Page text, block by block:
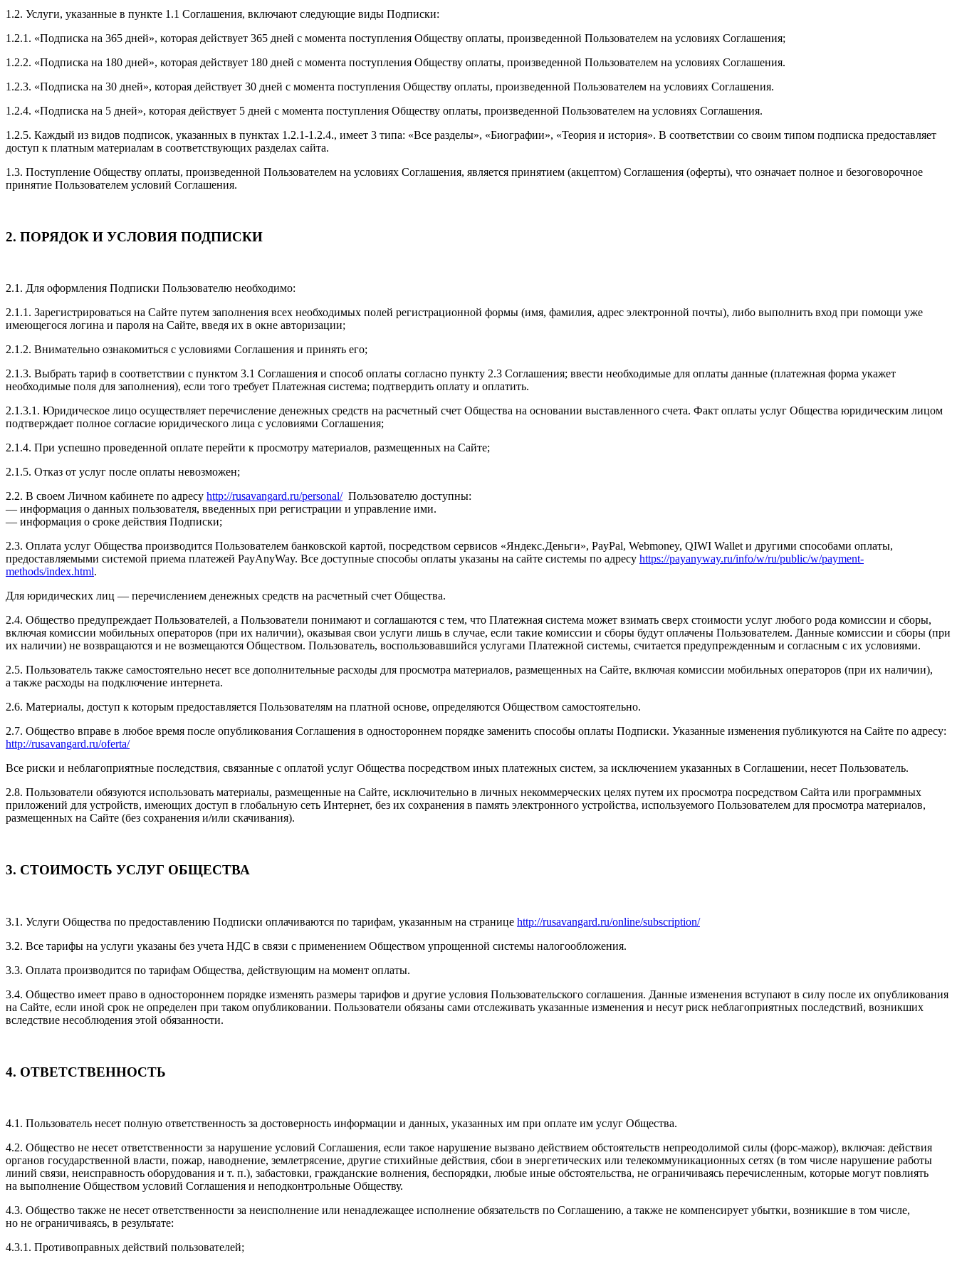
1.2. Услуги, указанные в пункте 1.1 Соглашения, включают следующие виды Подписки:
1.2.1. «Подписка на 365 дней», которая действует 365 дней с момента поступления Обществу оплаты, произведенной Пользователем на условиях Соглашения;
1.2.2. «Подписка на 180 дней», которая действует 180 дней с момента поступления Обществу оплаты, произведенной Пользователем на условиях Соглашения.
1.2.3. «Подписка на 30 дней», которая действует 30 дней с момента поступления Обществу оплаты, произведенной Пользователем на условиях Соглашения.
1.2.4. «Подписка на 5 дней», которая действует 5 дней с момента поступления Обществу оплаты, произведенной Пользователем на условиях Соглашения.
1.2.5. Каждый из видов подписок, указанных в пунктах 1.2.1-1.2.4., имеет 3 типа: «Все разделы», «Биографии», «Теория и история». В соответствии со своим типом подписка предоставляет
доступ к платным материалам в соответствующих разделах сайта.
1.3. Поступление Обществу оплаты, произведенной Пользователем на условиях Соглашения, является принятием (акцептом) Соглашения (оферты), что означает полное и безоговорочное
принятие Пользователем условий Соглашения.
2. ПОРЯДОК И УСЛОВИЯ ПОДПИСКИ
2.1. Для оформления Подписки Пользователю необходимо:
2.1.1. Зарегистрироваться на Сайте путем заполнения всех необходимых полей регистрационной формы (имя, фамилия, адрес электронной почты), либо выполнить вход при помощи уже
имеющегося логина и пароля на Сайте, введя их в окне авторизации;
2.1.2. Внимательно ознакомиться с условиями Соглашения и принять его;
2.1.3. Выбрать тариф в соответствии с пунктом 3.1 Соглашения и способ оплаты согласно пункту 2.3 Соглашения; ввести необходимые для оплаты данные (платежная форма укажет
необходимые поля для заполнения), если того требует Платежная система; подтвердить оплату и оплатить.
2.1.3.1. Юридическое лицо осуществляет перечисление денежных средств на расчетный счет Общества на основании выставленного счета. Факт оплаты услуг Общества юридическим лицом
подтверждает полное согласие юридического лица с условиями Соглашения;
2.1.4. При успешно проведенной оплате перейти к просмотру материалов, размещенных на Сайте;
2.1.5. Отказ от услуг после оплаты невозможен;
2.2. В своем Личном кабинете по адресу http://rusavangard.ru/personal/Пользователю доступны:
— информация о данных пользователя, введенных при регистрации и управление ими.
— информация о сроке действия Подписки;
2.3. Оплата услуг Общества производится Пользователем банковской картой, посредством сервисов «Яндекс.Деньги», PayPal, Webmoney, QIWI Wallet и другими способами оплаты,
предоставляемыми системой приема платежей PayAnyWay. Все доступные способы оплаты указаны на сайте системы по адресу https://payanyway.ru/info/w/ru/public/w/payment-
methods/index.html.
Для юридических лиц — перечислением денежных средств на расчетный счет Общества.
2.4. Общество предупреждает Пользователей, а Пользователи понимают и соглашаются с тем, что Платежная система может взимать сверх стоимости услуг любого рода комиссии и сборы,
включая комиссии мобильных операторов (при их наличии), оказывая свои услуги лишь в случае, если такие комиссии и сборы будут оплачены Пользователем. Данные комиссии и сборы (при
их наличии) не возвращаются и не возмещаются Обществом. Пользователь, воспользовавшийся услугами Платежной системы, считается предупрежденным и согласным с их условиями.
2.5. Пользователь также самостоятельно несет все дополнительные расходы для просмотра материалов, размещенных на Сайте, включая комиссии мобильных операторов (при их наличии),
а также расходы на подключение интернета.
2.6. Материалы, доступ к которым предоставляется Пользователям на платной основе, определяются Обществом самостоятельно.
2.7. Общество вправе в любое время после опубликования Соглашения в одностороннем порядке заменить способы оплаты Подписки. Указанные изменения публикуются на Сайте по адресу:
http://rusavangard.ru/oferta/
Все риски и неблагоприятные последствия, связанные с оплатой услуг Общества посредством иных платежных систем, за исключением указанных в Соглашении, несет Пользователь.
2.8. Пользователи обязуются использовать материалы, размещенные на Сайте, исключительно в личных некоммерческих целях путем их просмотра посредством Сайта или программных
приложений для устройств, имеющих доступ в глобальную сеть Интернет, без их сохранения в память электронного устройства, используемого Пользователем для просмотра материалов,
размещенных на Сайте (без сохранения и/или скачивания).
3. СТОИМОСТЬ УСЛУГ ОБЩЕСТВА
3.1. Услуги Общества по предоставлению Подписки оплачиваются по тарифам, указанным на странице http://rusavangard.ru/online/subscription/
3.2. Все тарифы на услуги указаны без учета НДС в связи с применением Обществом упрощенной системы налогообложения.
3.3. Оплата производится по тарифам Общества, действующим на момент оплаты.
3.4. Общество имеет право в одностороннем порядке изменять размеры тарифов и другие условия Пользовательского соглашения. Данные изменения вступают в силу после их опубликования
на Сайте, если иной срок не определен при таком опубликовании. Пользователи обязаны сами отслеживать указанные изменения и несут риск неблагоприятных последствий, возникших
вследствие несоблюдения этой обязанности.
4. ОТВЕТСТВЕННОСТЬ
4.1. Пользователь несет полную ответственность за достоверность информации и данных, указанных им при оплате им услуг Общества.
4.2. Общество не несет ответственности за нарушение условий Соглашения, если такое нарушение вызвано действием обстоятельств непреодолимой силы (форс-мажор), включая: действия
органов государственной власти, пожар, наводнение, землетрясение, другие стихийные действия, сбои в энергетических или телекоммуникационных сетях (в том числе нарушение работы
линий связи, неисправность оборудования и т. п.), забастовки, гражданские волнения, беспорядки, любые иные обстоятельства, не ограничиваясь перечисленным, которые могут повлиять
на выполнение Обществом условий Соглашения и неподконтрольные Обществу.
4.3. Общество также не несет ответственности за неисполнение или ненадлежащее исполнение обязательств по Соглашению, а также не компенсирует убытки, возникшие в том числе,
но не ограничиваясь, в результате:
4.3.1. Противоправных действий пользователей;